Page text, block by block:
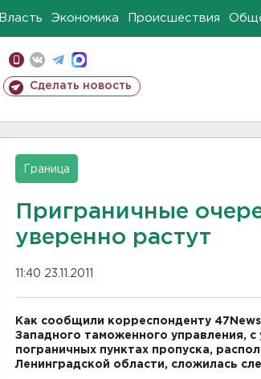
Власть Экономика Происшествия
Сделать новость
Граница
Приграничные
уверенно растут
11:40 23.11.2011
Как сообщили корреспонденту
Западного таможенного управления,
пограничных пунктах пропуска,
Ленинградской области, сложилась